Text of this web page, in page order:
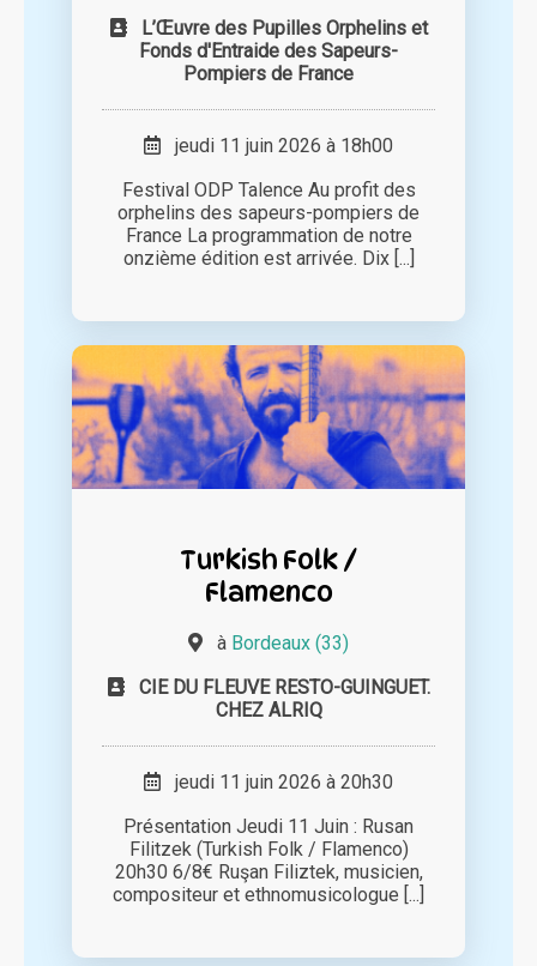
L’Œuvre des Pupilles Orphelins et
Fonds d'Entraide des Sapeurs-
Pompiers de France
jeudi 11 juin 2026 à 18h00
Festival ODP Talence Au profit des
orphelins des sapeurs-pompiers de
France La programmation de notre
onzième édition est arrivée. Dix [...]
Turkish Folk /
Flamenco
à Bordeaux (33)
CIE DU FLEUVE RESTO-GUINGUET.
CHEZ ALRIQ
jeudi 11 juin 2026 à 20h30
Présentation Jeudi 11 Juin : Rusan
Filitzek (Turkish Folk / Flamenco)
20h30 6/8€ Ruşan Filiztek, musicien,
compositeur et ethnomusicologue [...]